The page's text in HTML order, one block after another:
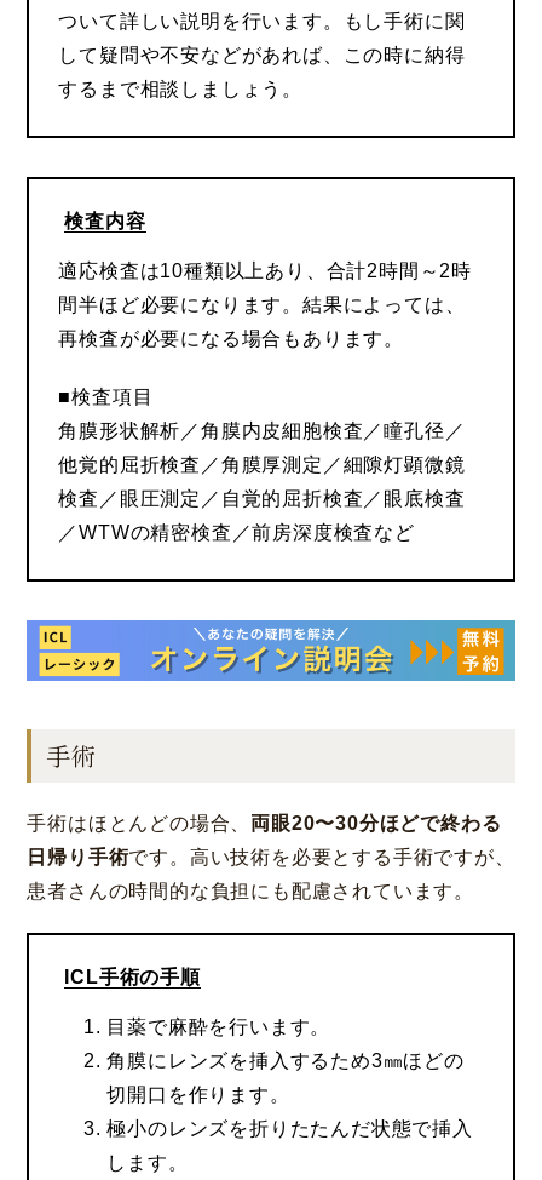
ついて詳しい説明を行います。もし手術に関
して疑問や不安などがあれば、この時に納得
するまで相談しましょう。
検査内容
適応検査は10種類以上あり、合計2時間～2時
間半ほど必要になります。結果によっては、
再検査が必要になる場合もあります。
■検査項目
角膜形状解析／角膜内皮細胞検査／瞳孔径／
他覚的屈折検査／角膜厚測定／細隙灯顕微鏡
検査／眼圧測定／自覚的屈折検査／眼底検査
／WTWの精密検査／前房深度検査など
手術
手術はほとんどの場合、 両眼20〜30分ほどで終わる
日帰り手術です。高い技術を必要とする手術ですが、
患者さんの時間的な負担にも配慮されています。
ICL手術の手順
目薬で麻酔を行います。
角膜にレンズを挿入するため3㎜ほどの
切開口を作ります。
極小のレンズを折りたたんだ状態で挿入
します。